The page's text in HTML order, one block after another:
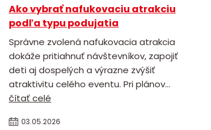
Ako vybrať nafukovaciu atrakciu
podľa typu podujatia
Správne zvolená nafukovacia atrakcia
dokáže pritiahnuť návštevníkov, zapojiť
deti aj dospelých a výrazne zvýšiť
atraktivitu celého eventu. Pri plánov...
čítať celé
03.05.2026